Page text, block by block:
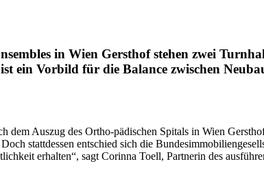
in Wien Gersthof stehen zwei
ein Vorbild für die Balance zwischen
dem Auszug des Ortho-pädischen Spitals in Wien
stattdessen entschied sich die
erhalten“, sagt Corinna Toell, Partnerin des